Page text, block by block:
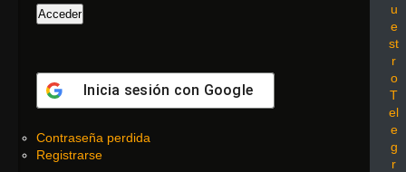
Inicia sesión con Google
Contraseña perdida
Registrarse
u
e
st
r
o
T
el
e
g
r